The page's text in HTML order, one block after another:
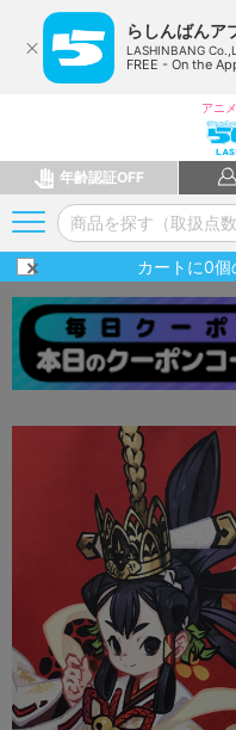
らしんばんア
LASHINBANG
FREE - On the
アニ
年齢認証OFF
カートに0個